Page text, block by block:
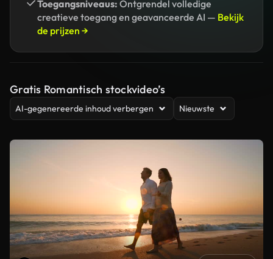
Toegangsniveaus: Ontgrendel volledige
creatieve toegang en geavanceerde AI — Bekijk
de prijzen →
Gratis Romantisch stockvideo’s
AI-gegenereerde inhoud verbergen Nieuwste